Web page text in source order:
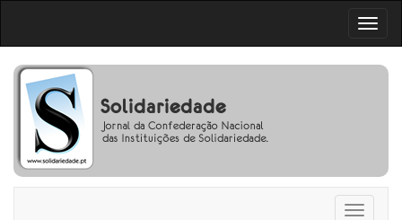
Toggle